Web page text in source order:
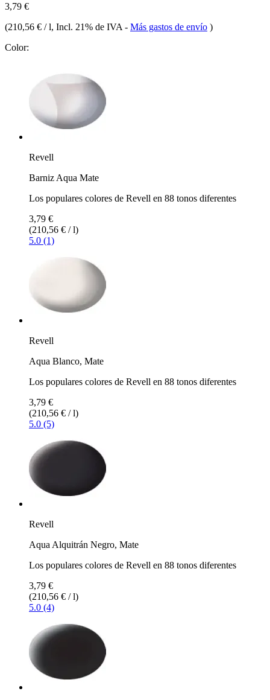
3,79 €
(210,56 € / l, Incl. 21% de IVA - Más gastos de envío )
Color:
Revell
Barniz Aqua Mate
Los populares colores de Revell en 88 tonos diferentes
3,79 €
(210,56 € / l)
5.0 (1)
Revell
Aqua Blanco, Mate
Los populares colores de Revell en 88 tonos diferentes
3,79 €
(210,56 € / l)
5.0 (5)
Revell
Aqua Alquitrán Negro, Mate
Los populares colores de Revell en 88 tonos diferentes
3,79 €
(210,56 € / l)
5.0 (4)